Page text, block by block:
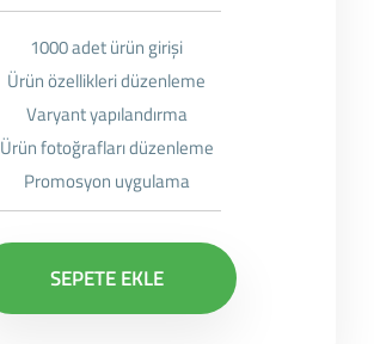
1000 adet ürün girişi
Ürün özellikleri düzenleme
Varyant yapılandırma
Ürün fotoğrafları düzenleme
Promosyon uygulama
SEPETE EKLE